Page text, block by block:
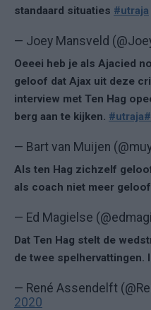
standaard situaties #utraja
— Joey Mansveld
Oeeei heb je als Ajacied
geloof dat Ajax uit deze
interview met Ten Hag
berg aan te kijken. #utraja
— Bart van Muijen
Als ten Hag zichzelf
als coach niet meer
— Ed Magielse
Dat Ten Hag stelt de
de twee spelhervattingen.
— René Assendelft
2020